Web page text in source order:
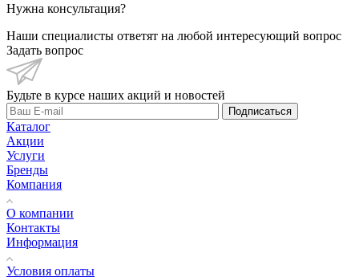
Нужна консультация?
Наши специалисты ответят на любой интересующий вопрос
Задать вопрос
Будьте в курсе наших акций и новостей
Подписаться
Каталог
Акции
Услуги
Бренды
Компания
О компании
Контакты
Информация
Условия оплаты